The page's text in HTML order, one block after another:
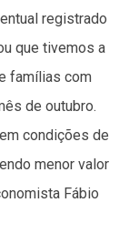
registrado
que tivemos a
famílias com
de outubro.
condições de
menor valor
Fábio